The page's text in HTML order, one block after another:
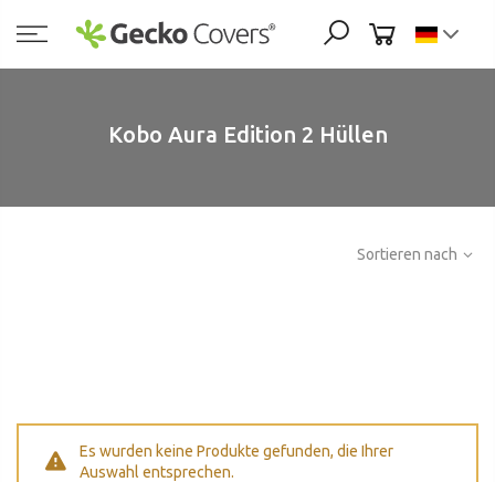
Inhalt
springen
Kobo Aura Edition 2 Hüllen
Sortieren nach
Es wurden keine Produkte gefunden, die Ihrer
Auswahl entsprechen.